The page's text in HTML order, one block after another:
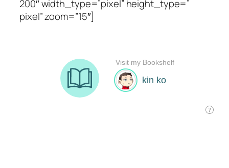
200″ width_type=”pixel” height_type=”
pixel” zoom=”15″]